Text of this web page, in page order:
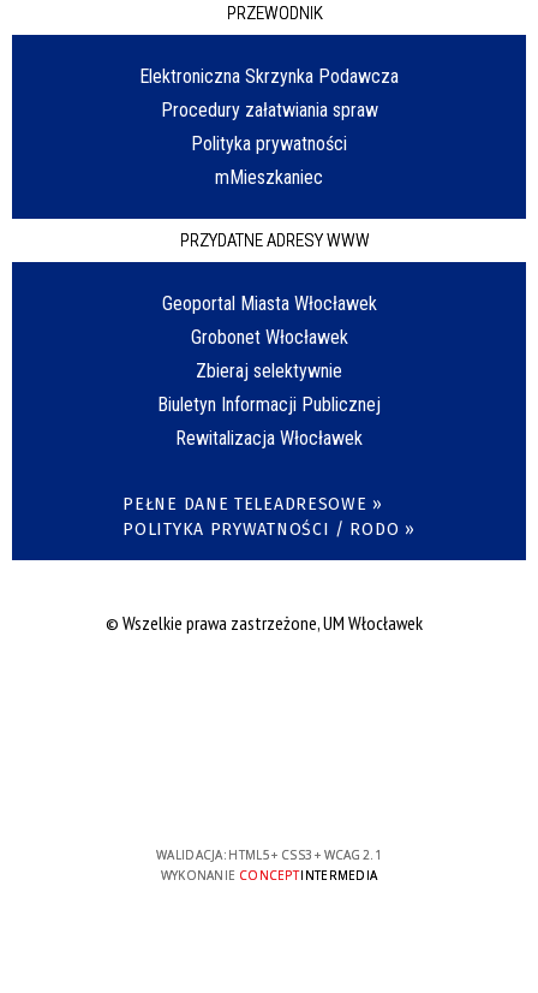
PRZEWODNIK
Elektroniczna Skrzynka Podawcza
Procedury załatwiania spraw
Polityka prywatności
mMieszkaniec
PRZYDATNE ADRESY WWW
Geoportal Miasta Włocławek
Grobonet Włocławek
Zbieraj selektywnie
Biuletyn Informacji Publicznej
Rewitalizacja Włocławek
PEŁNE DANE TELEADRESOWE »
POLITYKA PRYWATNOŚCI / RODO »
© Wszelkie prawa zastrzeżone, UM Włocławek
WALIDACJA: HTML5+ CSS3 + WCAG 2.1
WYKONANIE CONCEPTINTERMEDIA